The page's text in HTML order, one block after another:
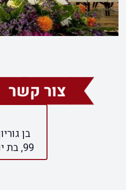
בן
99, בת ים